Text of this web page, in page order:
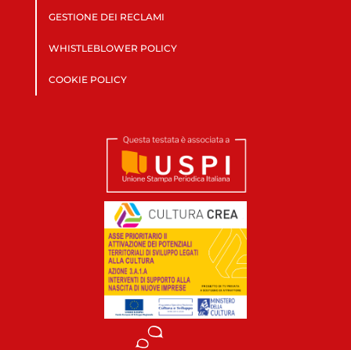
GESTIONE DEI RECLAMI
WHISTLEBLOWER POLICY
COOKIE POLICY